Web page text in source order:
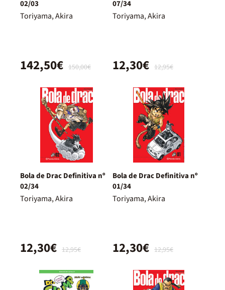
02/03
Toriyama, Akira
150,00€
142,50€
07/34
Toriyama, Akira
12,95€
12,30€
Bola de Drac Definitiva nº
02/34
Toriyama, Akira
12,95€
12,30€
Bola de Drac Definitiva nº
01/34
Toriyama, Akira
12,95€
12,30€